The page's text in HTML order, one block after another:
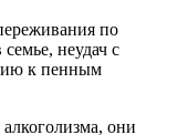
по
неудач с
к пенным
они